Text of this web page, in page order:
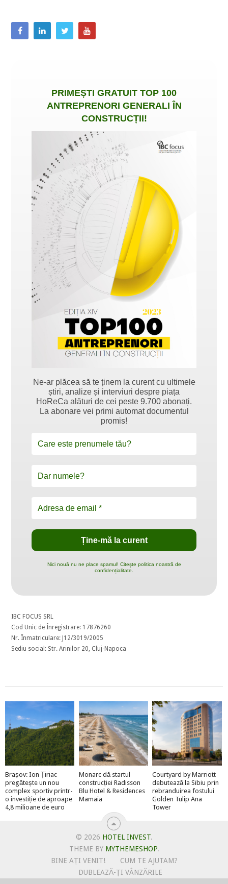
PRIMEȘTI GRATUIT TOP 100
ANTREPRENORI GENERALI ÎN
CONSTRUCȚII!
Ne-ar plăcea să te ținem la curent cu ultimele
știri, analize și interviuri despre piața
HoReCa alături de cei peste 9.700 abonați.
La abonare vei primi automat documentul
promis!
Nici nouă nu ne place spamul! Citește politica noastră de
confidențialitate.
IBC FOCUS SRL
Cod Unic de Înregistrare: 17876260
Nr. Înmatriculare: J12/3019/2005
Sediu social: Str. Arinilor 20, Cluj-Napoca
Brașov: Ion Țiriac
pregătește un nou
complex sportiv printr-
o investiție de aproape
4,8 milioane de euro
Monarc dă startul
construcției Radisson
Blu Hotel & Residences
Mamaia
Courtyard by Marriott
debutează la Sibiu prin
rebranduirea fostului
Golden Tulip Ana
Tower
© 2026 HOTEL INVEST.
THEME BY MYTHEMESHOP.
BINE AȚI VENIT!
CUM TE AJUTAM?
DUBLEAZĂ-ȚI VÂNZĂRILE